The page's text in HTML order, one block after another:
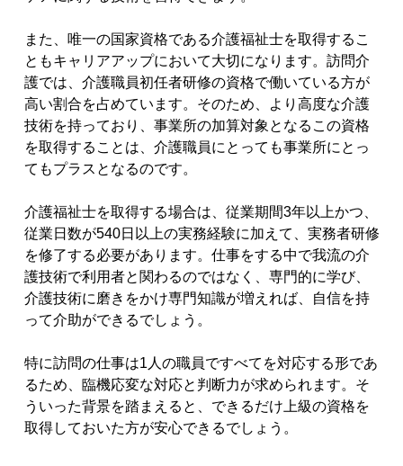
また、唯一の国家資格である介護福祉士を取得するこ
ともキャリアアップにおいて大切になります。訪問介
護では、介護職員初任者研修の資格で働いている方が
高い割合を占めています。そのため、より高度な介護
技術を持っており、事業所の加算対象となるこの資格
を取得することは、介護職員にとっても事業所にとっ
てもプラスとなるのです。
介護福祉士を取得する場合は、従業期間3年以上かつ、
従業日数が540日以上の実務経験に加えて、実務者研修
を修了する必要があります。仕事をする中で我流の介
護技術で利用者と関わるのではなく、専門的に学び、
介護技術に磨きをかけ専門知識が増えれば、自信を持
って介助ができるでしょう。
特に訪問の仕事は1人の職員ですべてを対応する形であ
るため、臨機応変な対応と判断力が求められます。そ
ういった背景を踏まえると、できるだけ上級の資格を
取得しておいた方が安心できるでしょう。